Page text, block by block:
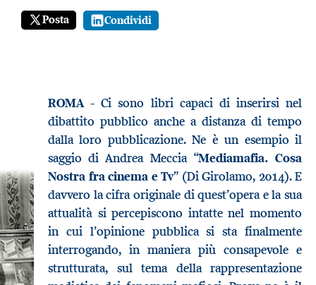
Posta Condividi
ROMA - Ci sono libri capaci di inserirsi nel
dibattito pubblico anche a distanza di tempo
dalla loro pubblicazione. Ne è un esempio il
saggio di Andrea Meccia “Mediamafia. Cosa
Nostra fra cinema e Tv” (Di Girolamo, 2014). E
davvero la cifra originale di quest’opera e la sua
attualità si percepiscono intatte nel momento
in cui l’opinione pubblica si sta finalmente
interrogando, in maniera più consapevole e
strutturata, sul tema della rappresentazione